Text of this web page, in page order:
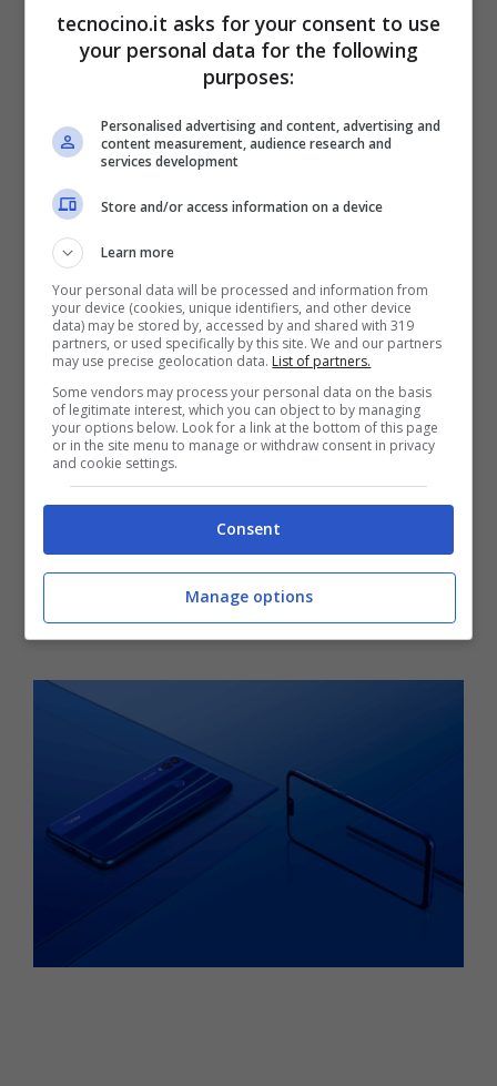
La scheda tecnica di
Honor View 10 Lite
La scheda tecnica di Honor View 10 lite parte
dunque dal processore Kirin 710 con
intelligenza artificiale, doppia fotocamera sul
retro da 20 e 2 megapixel, fotocamera
anteriore da 16 megapixel, c’è uno schermo
da 6.5 pollici a risoluzione 2340 X 1080 pixel
con una densità di 397 pixel per pollice
quadrato in formato 19.5:9, dimensioni di
160,4 x 76,6 x 7,8 mm per un peso di 175
grammi, c’è il sistema operativo Android Oreo
8.1 con interfaccia emui 8.2, batteria da 3750
milliamperora, RAM da 4 gb e memoria
interna da 128 64 gigabyte espandibile via
MicroSD.
tecnocino.it asks for your consent to use
your personal data for the following
purposes:
Personalised advertising and content, advertising and
content measurement, audience research and
services development
Store and/or access information on a device
Learn more
Your personal data will be processed and information from
your device (cookies, unique identifiers, and other device
data) may be stored by, accessed by and shared with 319
partners, or used specifically by this site. We and our partners
may use precise geolocation data. List of partners.
Some vendors may process your personal data on the basis
of legitimate interest, which you can object to by managing
your options below. Look for a link at the bottom of this page
or in the site menu to manage or withdraw consent in privacy
and cookie settings.
Consent
Manage options